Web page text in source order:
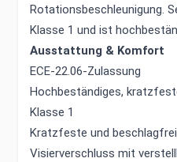
Rotationsbeschleunigung.
Klasse 1 und ist
Ausstattung & Komfort
ECE-22.06-Zulassung
Hochbeständiges,
Klasse 1
Kratzfeste und
Visierverschluss mit